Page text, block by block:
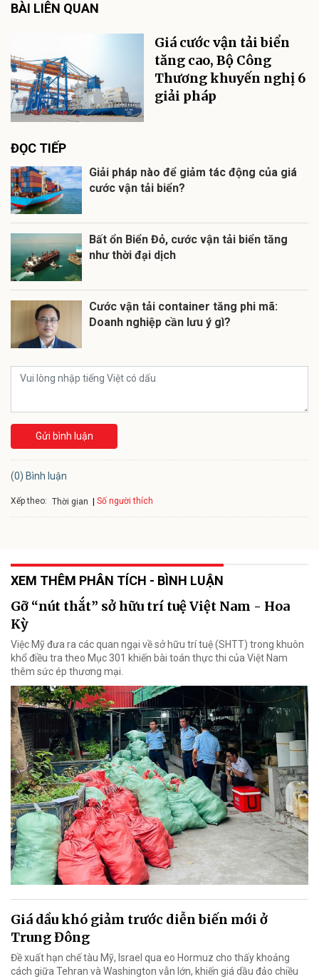
BÀI LIÊN QUAN
Giá cước vận tải biển
tăng cao, Bộ Công
Thương khuyến nghị 6
giải pháp
ĐỌC TIẾP
Giải pháp nào để giảm tác động của giá
cước vận tải biển?
Bất ổn Biển Đỏ, cước vận tải biển tăng
như thời đại dịch
Cước vận tải container tăng phi mã:
Doanh nghiệp cần lưu ý gì?
Gửi bình luận
(0) Bình luận
Xếp theo: Thời gian Số người thích
XEM THÊM PHÂN TÍCH - BÌNH LUẬN
Gỡ “nút thắt” sở hữu trí tuệ Việt Nam - Hoa
Kỳ
Việc Mỹ đưa ra các quan ngại về sở hữu trí tuệ (SHTT) trong khuôn
khổ điều tra theo Mục 301 khiến bài toán thực thi của Việt Nam
thêm sức ép thương mại.
Giá dầu khó giảm trước diễn biến mới ở
Trung Đông
Đề xuất hạn chế tàu Mỹ, Israel qua eo Hormuz cho thấy khoảng
cách giữa Tehran và Washington vẫn lớn, khiến giá dầu đảo chiều